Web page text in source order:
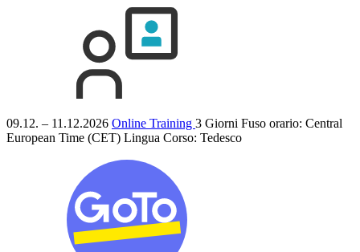
09.12. – 11.12.2026 Online Training 3 Giorni Fuso orario: Central
European Time (CET) Lingua Corso: Tedesco